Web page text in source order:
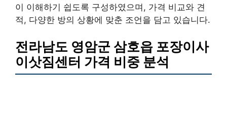
이 이해하기 쉽도록 구성하였으며, 가격 비교와 견
적, 다양한 방의 상황에 맞춘 조언을 담고 있습니다.
전라남도 영암군 삼호읍 포장이사
이삿짐센터 가격 비중 분석